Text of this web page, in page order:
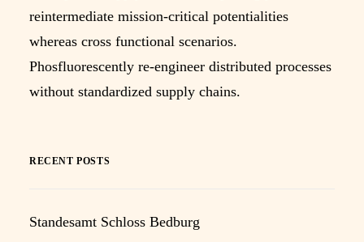
reintermediate mission-critical potentialities
whereas cross functional scenarios.
Phosfluorescently re-engineer distributed processes
without standardized supply chains.
RECENT POSTS
Standesamt Schloss Bedburg